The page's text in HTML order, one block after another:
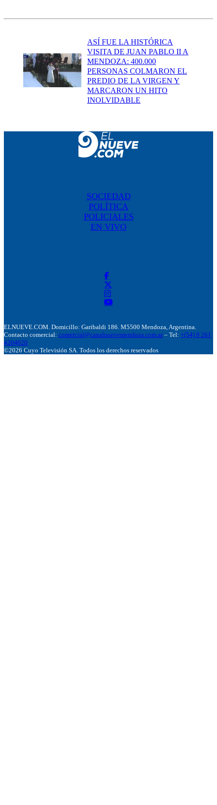
ASÍ FUE LA HISTÓRICA
VISITA DE JUAN PABLO II A
MENDOZA: 400.000
PERSONAS COLMARON EL
PREDIO DE LA VIRGEN Y
MARCARON UN HITO
INOLVIDABLE
SOCIEDAD
POLÍTICA
POLICIALES
EN VIVO
ELNUEVE.COM. Domicillo: Garibaldi 186. M5500 Mendoza, Argentina.
Contacto comercial: comercial@canalnuevemendoza.com.ar – Tel: +(54) 9 261
4204020
©2026 Cuyo Televisión SA. Todos los derechos reservados